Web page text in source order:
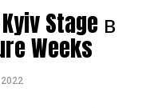
Stage в
Weeks